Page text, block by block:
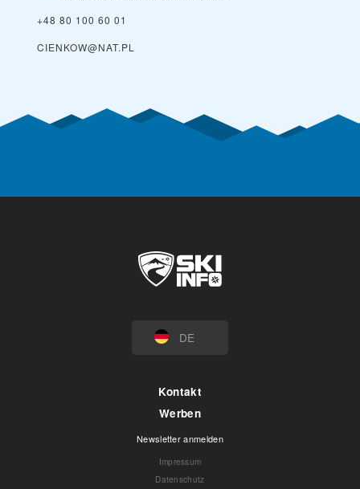
+48 80 100 60 01
CIENKOW@NAT.PL
DE
Kontakt
Werben
Newsletter anmelden
Impressum
Datenschutz